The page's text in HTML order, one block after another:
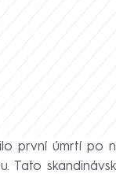
první úmrtí po
Tato